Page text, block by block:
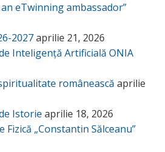
eTwinning ambassador”
2027aprilie 21, 2026
Inteligență Artificială ONIA
românească aprilie
Istorie aprilie 18, 2026
„Constantin Sălceanu”